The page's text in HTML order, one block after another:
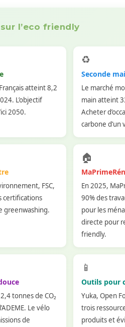
l’eco friendly
atteint 8,2
L’objectif
2050.
♻️
Seconde
Le marché
main atteint
Acheter
carbone
FSC,
certifications
greenwashing.
🏠
En 2025,
90% des
pour les
directe pour
friendly.
tonnes de CO₂
Le vélo
de
📱
Outils pour
Yuka, Open
trois
produits et